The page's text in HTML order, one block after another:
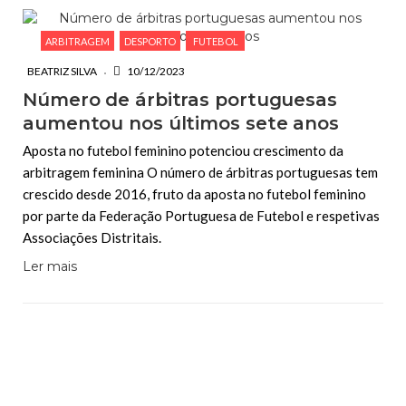
ARBITRAGEM DESPORTO FUTEBOL
BEATRIZ SILVA 10/12/2023
Número de árbitras portuguesas
aumentou nos últimos sete anos
Aposta no futebol feminino potenciou crescimento da
arbitragem feminina O número de árbitras portuguesas tem
crescido desde 2016, fruto da aposta no futebol feminino
por parte da Federação Portuguesa de Futebol e respetivas
Associações Distritais.
Ler mais